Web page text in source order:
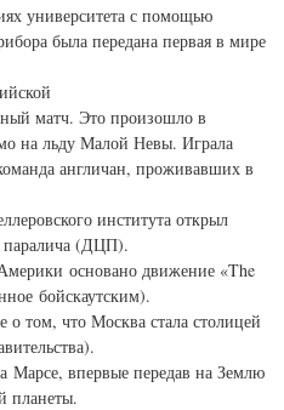
университета с помощью
была передана первая в мире
матч. Это произошло в
на льду Малой Невы. Играла
англичан, проживавших в
института открыл
паралича (ДЦП).
основано движение «The
бойскаутским).
том, что Москва стала столицей
впервые передав на Землю
планеты.